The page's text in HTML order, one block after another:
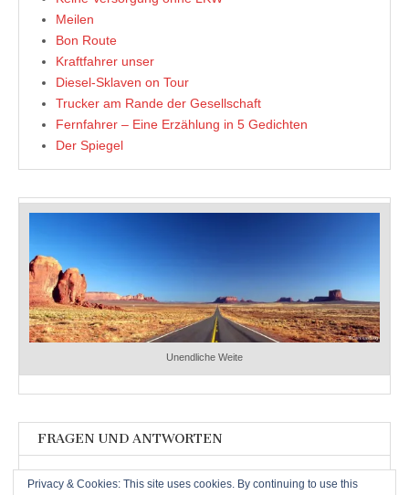
Meilen
Bon Route
Kraftfahrer unser
Diesel-Sklaven on Tour
Trucker am Rande der Gesellschaft
Fernfahrer – Eine Erzählung in 5 Gedichten
Der Spiegel
Unendliche Weite
FRAGEN UND ANTWORTEN
Fragen und Antworten
Privacy & Cookies: This site uses cookies. By continuing to use this